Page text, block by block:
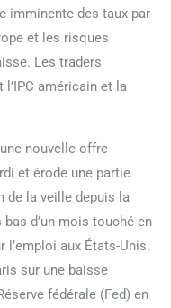
imminente des taux par
et les risques
Les traders
américain et la
nouvelle offre
et érode une partie
de la veille depuis la
bas d’un mois touché en
aux États-Unis.
sur une baisse
fédérale (Fed) en